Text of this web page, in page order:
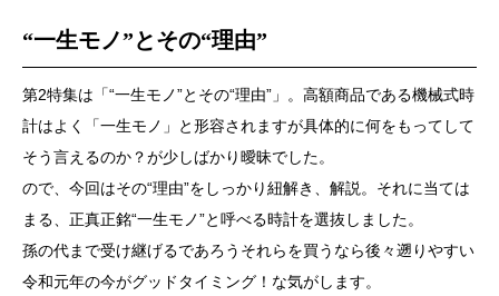
“一生モノ”とその“理由”
第2特集は「“一生モノ”とその“理由”」。高額商品である機械式時
計はよく「一生モノ」と形容されますが具体的に何をもってして
そう言えるのか？が少しばかり曖昧でした。
ので、今回はその“理由”をしっかり紐解き、解説。それに当ては
まる、正真正銘“一生モノ”と呼べる時計を選抜しました。
孫の代まで受け継げるであろうそれらを買うなら後々遡りやすい
令和元年の今がグッドタイミング！な気がします。